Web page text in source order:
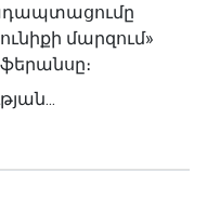
մարզում»